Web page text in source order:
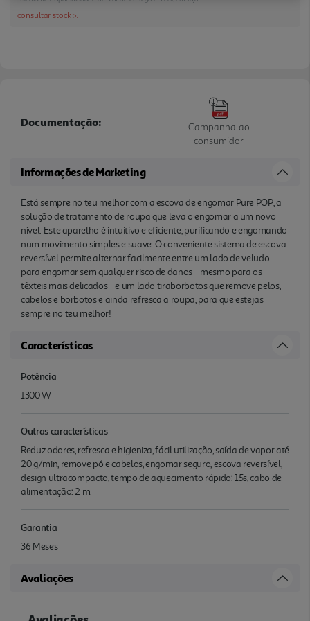
no teu melhor!
consultar stock >.
Documentação:
Campanha ao
consumidor
Informações de Marketing
Está sempre no teu melhor com a escova de engomar Pure POP, a
solução de tratamento de roupa que leva o engomar a um novo
nível. Este aparelho é intuitivo e eficiente, purificando e engomando
num movimento simples e suave. O conveniente sistema de escova
reversível permite alternar facilmente entre um lado de veludo
para engomar sem qualquer risco de danos - mesmo para os
têxteis mais delicados - e um lado tiraborbotos que remove pelos,
cabelos e borbotos e ainda refresca a roupa, para que estejas
sempre no teu melhor!
Características
Potência
1300 W
Outras características
Reduz odores, refresca e higieniza, fácil utilização, saída de vapor até
20 g/min, remove pó e cabelos, engomar seguro, escova reversível,
design ultracompacto, tempo de aquecimento rápido: 15s, cabo de
alimentação: 2 m.
Garantia
36 Meses
Avaliações